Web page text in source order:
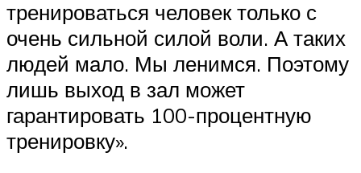
тренироваться человек только с
очень сильной силой воли. А таких
людей мало. Мы ленимся. Поэтому
лишь выход в зал может
гарантировать 100-процентную
тренировку».